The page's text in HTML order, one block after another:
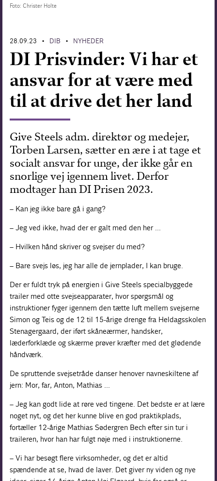
Foto: Christer Holte
28.09.23 • DIB • NYHEDER
DI Prisvinder: Vi har et
ansvar for at være med
til at drive det her land
Give Steels adm. direktør og medejer,
Torben Larsen, sætter en ære i at tage et
socialt ansvar for unge, der ikke går en
snorlige vej igennem livet. Derfor
modtager han DI Prisen 2023.
– Kan jeg ikke bare gå i gang?
– Jeg ved ikke, hvad der er galt med den her …
– Hvilken hånd skriver og svejser du med?
– Bare svejs løs, jeg har alle de jernplader, I kan bruge.
Der er fuldt tryk på energien i Give Steels specialbyggede
trailer med otte svejseapparater, hvor spørgsmål og
instruktioner fyger igennem den tætte luft mellem svejserne
Simon og Teis og de 12 til 15-årige drenge fra Heldagsskolen
Stenagergaard, der iført skåneærmer, handsker,
læderforklæde og skærme prøver kræfter med det glødende
håndværk.
De spruttende svejsetråde danser henover navneskiltene af
jern: Mor, far, Anton, Mathias …
– Jeg kan godt lide at røre ved tingene. Det bedste er at lære
noget nyt, og det her kunne blive en god praktikplads,
fortæller 12-årige Mathias Sødergren Bech efter sin tur i
traileren, hvor han har fulgt nøje med i instruktionerne.
– Vi har besøgt flere virksomheder, og det er altid
spændende at se, hvad de laver. Det giver ny viden og nye